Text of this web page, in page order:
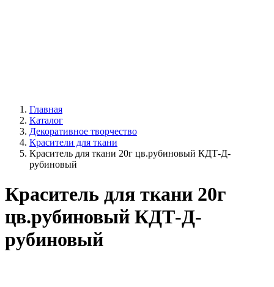
Главная
Каталог
Декоративное творчество
Красители для ткани
Краситель для ткани 20г цв.рубиновый КДТ-Д-
рубиновый
Краситель для ткани 20г
цв.рубиновый КДТ-Д-
рубиновый